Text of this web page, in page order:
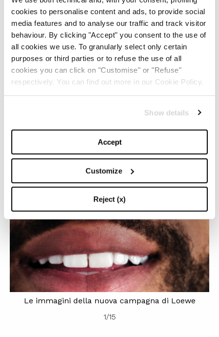
cookies to personalise content and ads, to provide social
media features and to analyse our traffic and track visitor
behaviour. By clicking "Accept" you consent to the use of
all cookies we use. To granularly select only certain
purposes or third parties or to refuse the use of all
cookies you can click on "Customise" or "Refuse"
respectively. You can find out more in our Cookie Policy.
Show details
Accept
Customize
Reject (x)
Le immagini della nuova campagna
LOEWEPaula’s Ibiza
Le immagini della nuova campagna di Loewe
1/15